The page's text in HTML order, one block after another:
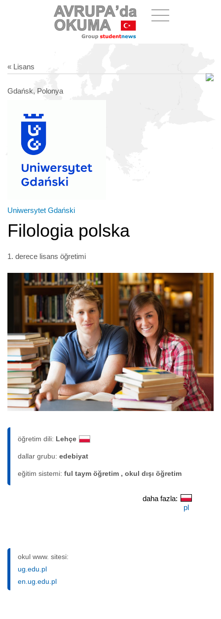
« Lisans
Gdańsk, Polonya
Uniwersytet Gdański
Filologia polska
1. derece lisans öğretimi
öğretim dili: Lehçe
dallar grubu: edebiyat
eğitim sistemi: ful taym öğretim , okul dışı öğretim
daha fazla:
pl
okul www. sitesi:
ug.edu.pl
en.ug.edu.pl